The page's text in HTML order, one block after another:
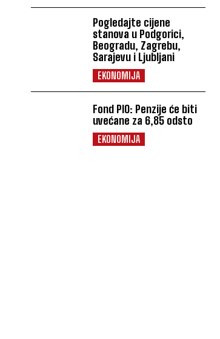
Pogledajte cijene
stanova u Podgorici,
Beogradu, Zagrebu,
Sarajevu i Ljubljani
EKONOMIJA
Fond PIO: Penzije će biti
uvećane za 6,85 odsto
EKONOMIJA